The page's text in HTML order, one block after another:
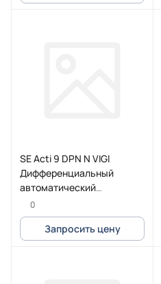
SE Acti 9 DPN N VIGI
Дифференциальный
автоматический
выключатель 6KA 6A C
30MA AC
0
Запросить цену